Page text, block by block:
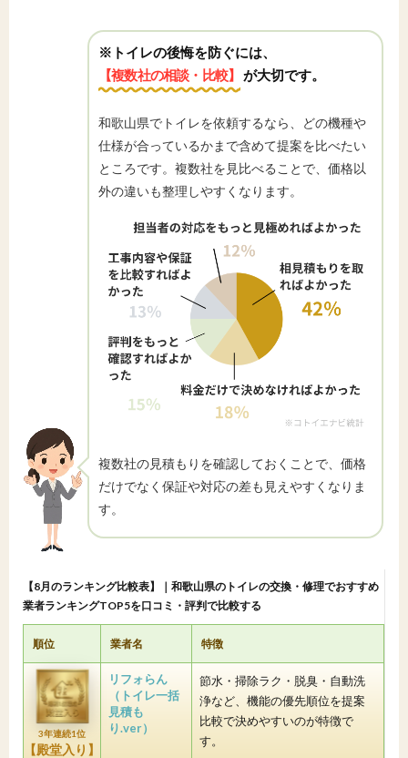
※トイレの後悔を防ぐには、
【複数社の相談・比較】
が大切です。
和歌山県でトイレを依頼するなら、どの機種や
仕様が合っているかまで含めて提案を比べたい
ところです。複数社を見比べることで、価格以
外の違いも整理しやすくなります。
複数社の見積もりを確認しておくことで、価格
だけでなく保証や対応の差も見えやすくなりま
す。
【8月のランキング比較表】｜和歌山県のトイレの交換・修理でおすすめ
業者ランキングTOP5を口コミ・評判で比較する
順位 業者名 特徴
3年連続1位
【殿堂入り】
リフォらん
（トイレ一括
見積も
り.ver）
節水・掃除ラク・脱臭・自動洗
浄など、機能の優先順位を提案
比較で決めやすいのが特徴で
す。